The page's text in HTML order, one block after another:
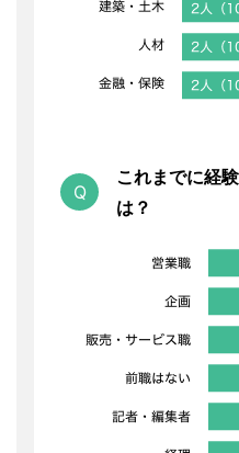
これまでに経
は？